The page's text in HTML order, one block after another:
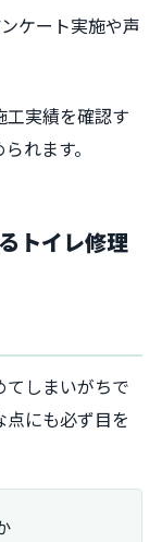
ケート実施や声
実績を確認す
れます。
トイレ修理
しまいがちで
にも必ず目を